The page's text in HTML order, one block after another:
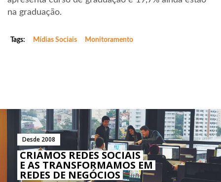
na graduação.
Tags: Mídias Sociais Monitoramento
Desde 2008
CRIAMOS REDES SOCIAIS
E AS TRANSFORMAMOS EM
REDES DE NEGÓCIOS